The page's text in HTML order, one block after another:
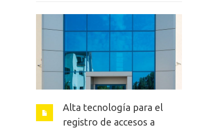
Alta tecnología para el
registro de accesos a